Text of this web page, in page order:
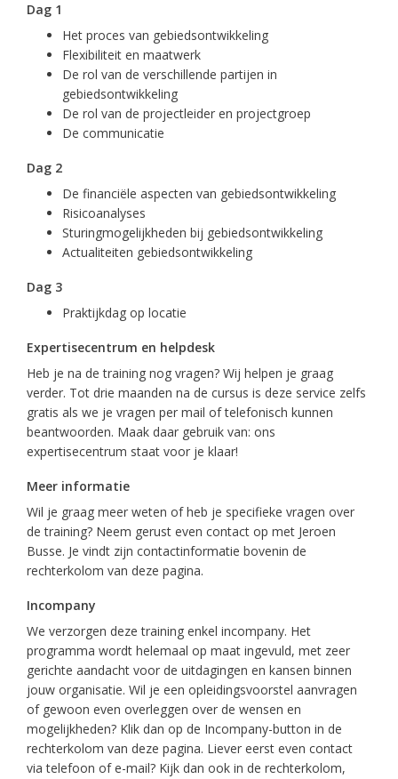
Dag 1
Het proces van gebiedsontwikkeling
Flexibiliteit en maatwerk
De rol van de verschillende partijen in
gebiedsontwikkeling
De rol van de projectleider en projectgroep
De communicatie
Dag 2
De financiële aspecten van gebiedsontwikkeling
Risicoanalyses
Sturingmogelijkheden bij gebiedsontwikkeling
Actualiteiten gebiedsontwikkeling
Dag 3
Praktijkdag op locatie
Expertisecentrum en helpdesk
Heb je na de training nog vragen? Wij helpen je graag
verder. Tot drie maanden na de cursus is deze service zelfs
gratis als we je vragen per mail of telefonisch kunnen
beantwoorden. Maak daar gebruik van: ons
expertisecentrum staat voor je klaar!
Meer informatie
Wil je graag meer weten of heb je specifieke vragen over
de training? Neem gerust even contact op met Jeroen
Busse. Je vindt zijn contactinformatie bovenin de
rechterkolom van deze pagina.
Incompany
We verzorgen deze training enkel incompany. Het
programma wordt helemaal op maat ingevuld, met zeer
gerichte aandacht voor de uitdagingen en kansen binnen
jouw organisatie. Wil je een opleidingsvoorstel aanvragen
of gewoon even overleggen over de wensen en
mogelijkheden? Klik dan op de Incompany-button in de
rechterkolom van deze pagina. Liever eerst even contact
via telefoon of e-mail? Kijk dan ook in de rechterkolom,